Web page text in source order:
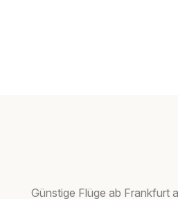
Günstige Flüge ab Frankfurt